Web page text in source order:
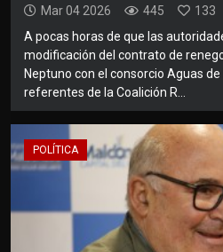
Mar 04 2026 445
133
A pocas horas de que las
modificación del contrato de
Neptuno con el consorcio Aguas
referentes de la Coalición R...
POLÍTICA